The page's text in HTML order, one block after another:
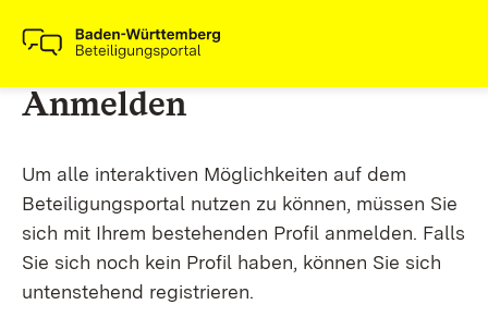
Anmelden
Um alle interaktiven Möglichkeiten auf dem
Beteiligungsportal nutzen zu können, müssen Sie
sich mit Ihrem bestehenden Profil anmelden. Falls
Sie sich noch kein Profil haben, können Sie sich
untenstehend registrieren.